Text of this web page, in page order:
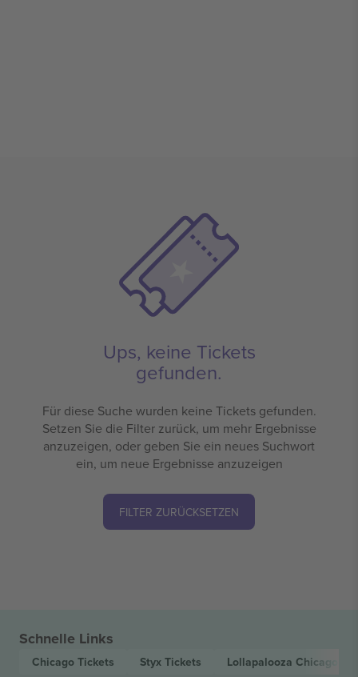
Ups, keine Tickets
gefunden.
Für diese Suche wurden keine Tickets gefunden.
Setzen Sie die Filter zurück, um mehr Ergebnisse
anzuzeigen, oder geben Sie ein neues Suchwort
ein, um neue Ergebnisse anzuzeigen
FILTER ZURÜCKSETZEN
Schnelle Links
Chicago Tickets Styx Tickets Lollapalooza Chicago